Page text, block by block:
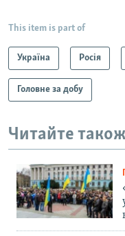
This item is part of
Україна Росія
Головне за добу
Читайте також